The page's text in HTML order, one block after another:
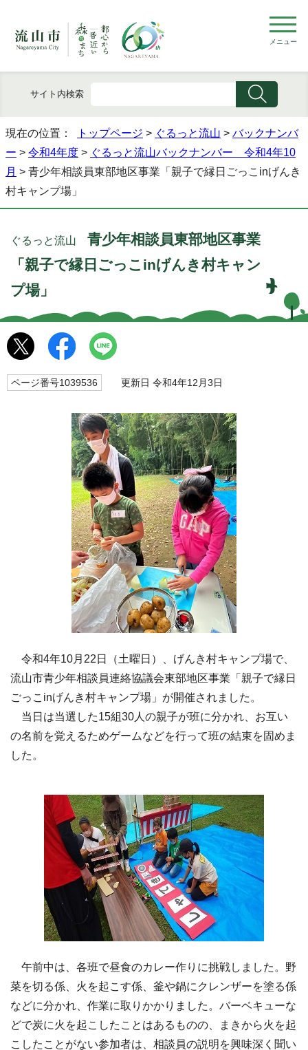
メニュー
サイト内検索
現在の位置： トップページ > ぐるっと流山 > バックナンバ
ー > 令和4年度 > ぐるっと流山バックナンバー 令和4年10
月 > 青少年相談員東部地区事業「親子で縁日ごっこinげんき
村キャンプ場」
ぐるっと流山 青少年相談員東部地区事業
「親子で縁日ごっこinげんき村キャン
プ場」
ページ番号1039536 更新日 令和4年12月3日
令和4年10月22日（土曜日）、げんき村キャンプ場で、
流山市青少年相談員連絡協議会東部地区事業「親子で縁日
ごっこinげんき村キャンプ場」が開催されました。
当日は当選した15組30人の親子が班に分かれ、お互い
の名前を覚えるためゲームなどを行って班の結束を固めま
した。
午前中は、各班で昼食のカレー作りに挑戦しました。野
菜を切る係、火を起こす係、釜や鍋にクレンザーを塗る係
などに分かれ、作業に取りかかりました。バーベキューな
どで炭に火を起こしたことはあるものの、まきから火を起
こしたことがない参加者は、相談員の説明を興味深く聞い